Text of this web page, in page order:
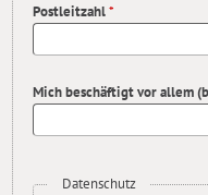
Postleitzahl*
Mich beschäftigt vor allem
Datenschutz